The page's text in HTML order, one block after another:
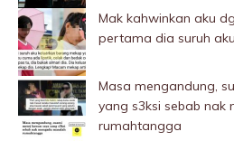
Mak kahwinkan aku
pertama dia suruh
Masa mengandung,
yang s3ksi sebab nak
rumahtangga